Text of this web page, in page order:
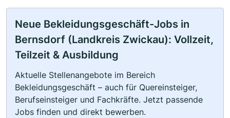
Neue Bekleidungsgeschäft-Jobs in
Bernsdorf (Landkreis Zwickau): Vollzeit,
Teilzeit & Ausbildung
Aktuelle Stellenangebote im Bereich
Bekleidungsgeschäft – auch für Quereinsteiger,
Berufseinsteiger und Fachkräfte. Jetzt passende
Jobs finden und direkt bewerben.